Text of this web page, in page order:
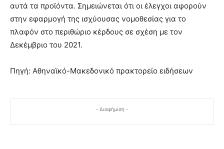
αυτά τα προϊόντα. Σημειώνεται ότι οι έλεγχοι αφορούν
στην εφαρμογή της ισχύουσας νομοθεσίας για το
πλαφόν στο περιθώριο κέρδους σε σχέση με τον
Δεκέμβριο του 2021.
Πηγή: Αθηναϊκό-Μακεδονικό πρακτορείο ειδήσεων
- Διαφήμιση -